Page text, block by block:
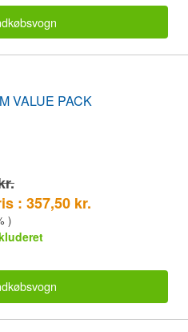
VALUE PACK
: 357,50 kr.
)